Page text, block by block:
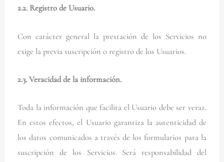
2.2. Registro de Usuario.
Con carácter general la prestación de los Servicios no
exige la previa suscripción o registro de los Usuarios.
2.3. Veracidad de la información.
Toda la información que facilita el Usuario debe ser veraz.
En estos efectos, el Usuario garantiza la autenticidad de
los datos comunicados a través de los formularios para la
suscripción de los Servicios. Será responsabilidad del